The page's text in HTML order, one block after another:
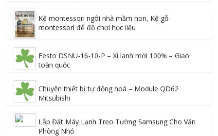
Kệ montessori ngôi nhà mầm non, Kệ gỗ
montessori để đồ chơi học liệu
Festo DSNU-16-10-P – Xi lanh mới 100% – Giao
toàn quốc
Chuyên thiết bị tự động hoá – Module QD62
Mitsubishi
Lắp Đặt Máy Lạnh Treo Tường Samsung Cho Văn
Phòng Nhỏ